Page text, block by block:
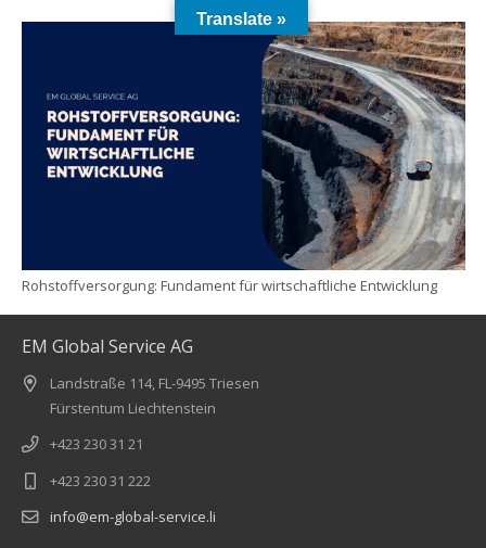
Rohstoffversorgung: Fundament für wirtschaftliche Entwicklung
EM Global Service AG
Landstraße 114, FL-9495 Triesen
Fürstentum Liechtenstein
+423 230 31 21
+423 230 31 222
info@em-global-service.li
Translate »